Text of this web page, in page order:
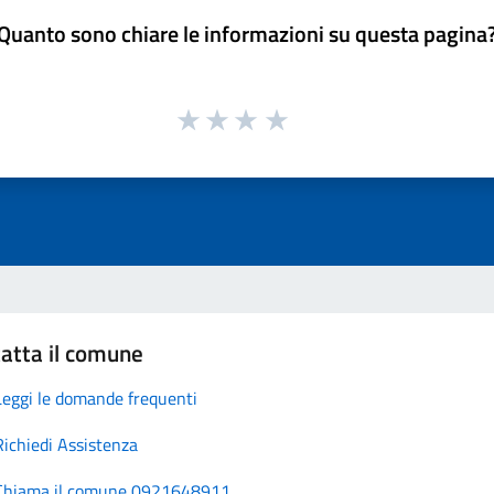
sono chiare le informazioni su questa
il comune
le domande frequenti
Assistenza